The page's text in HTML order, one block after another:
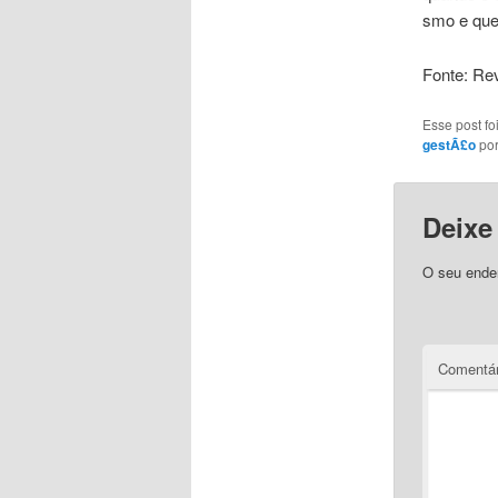
smo e
Fonte:
Esse post
gestÃ£opor
O seu